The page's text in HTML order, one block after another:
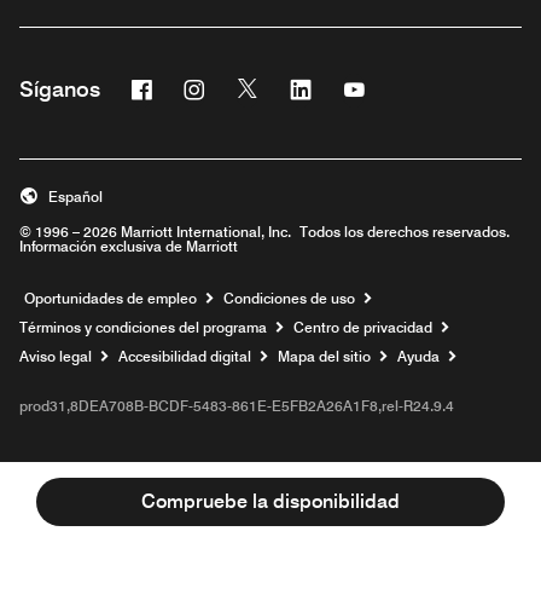
Compruebe la disponibilidad
Síganos Facebook
Abre una ventana nueva
Instagram
Abre una ventana nueva
Twitter
Abre una ventana nueva
Linkedin
Abre una ventana nueva
Abre una ventana
© 1996 – 2026 Marriott International, Inc. Todos los derechos reservados.
Información exclusiva de Marriott
Español
Oportunidades de empleo Abre una ventana nueva
Condiciones de uso
Términos y condiciones del programa
Centro de privacidad
Aviso legal
Accesibilidad digital Mapa del sitio Ayuda
prod31,8DEA708B-BCDF-5483-861E-E5FB2A26A1F8,rel-R24.9.4